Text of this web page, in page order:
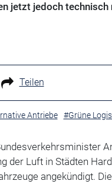
jetzt jedoch
Teilen
Antriebe #Grüne
der Luft in Städten
angekündigt.